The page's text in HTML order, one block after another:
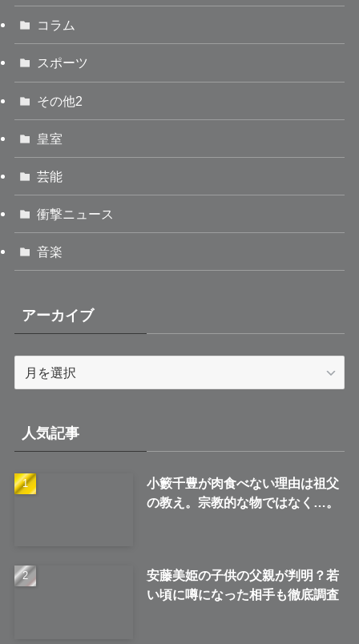
コラム
スポーツ
その他2
皇室
芸能
衝撃ニュース
音楽
アーカイブ
ブ
人気記事
小籔千豊が肉食べない理由は祖父
の教え。宗教的な物ではなく…。
安藤美姫の子供の父親が判明？若
い頃に噂になった相手も徹底調査